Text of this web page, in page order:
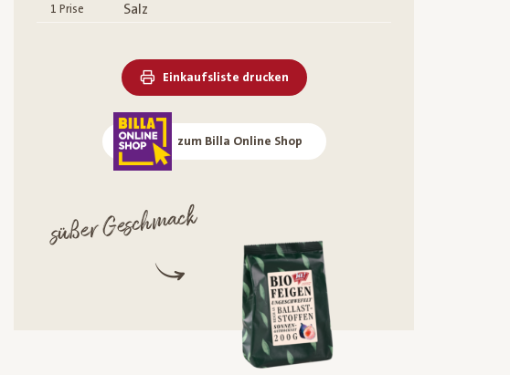
1 Prise Salz
Einkaufsliste drucken
zum Billa Online Shop
süßer Geschmack